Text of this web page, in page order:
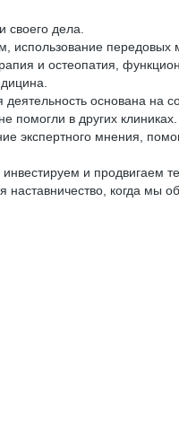
дела.
передовых
и остеопатия,
основана на
в других
экспертного мнения,
и продвигаем
наставничество, когда